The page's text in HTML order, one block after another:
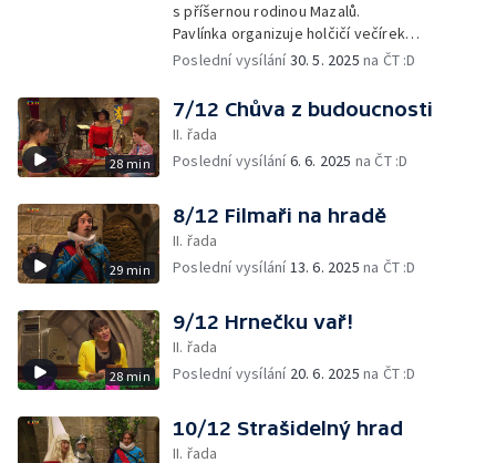
s příšernou rodinou Mazalů.
Pavlínka organizuje holčičí večírek
v kostýmech a převlékne se za Albínu.
Poslední vysílání30. 5. 2025 na ČT :D
28 min
7/12 Chůva z budoucnosti
II. řada
Poslední vysílání6. 6. 2025 na ČT :D
29 min
8/12 Filmaři na hradě
II. řada
Poslední vysílání13. 6. 2025 na ČT :D
28 min
9/12 Hrnečku vař!
II. řada
Poslední vysílání 20. 6. 2025 na ČT :D
10/12 Strašidelný hrad
II. řada